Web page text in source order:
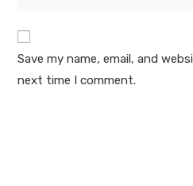
Save my name, email, and
next time I comment.